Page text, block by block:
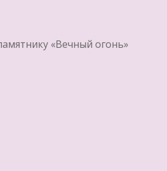
«Вечный огонь»